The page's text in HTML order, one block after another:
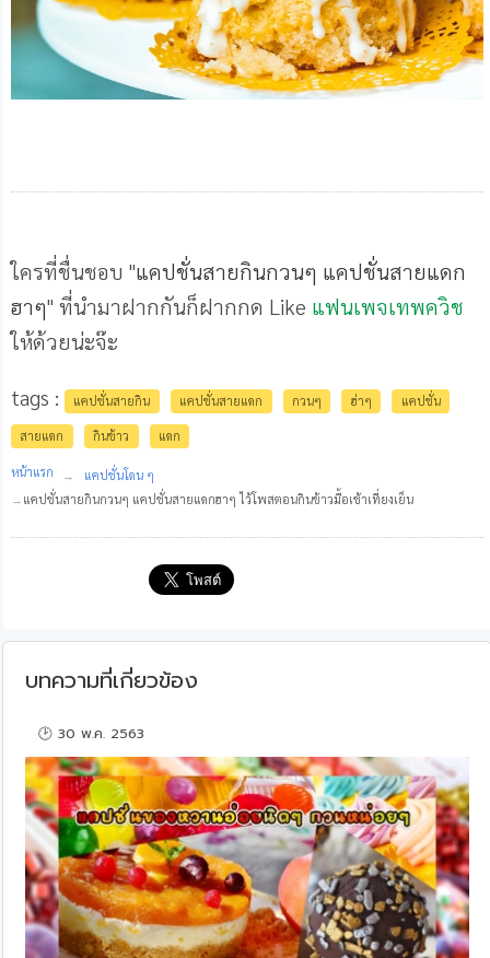
ใครที่ชื่นชอบ "แคปชั่นสายกินกวนๆ แคปชั่นสายแดก
ฮาๆ" ที่นำมาฝากกันก็ฝากกด Like แฟนเพจเทพควิช
ให้ด้วยน่ะจ๊ะ
tags : แคปชั่นสายกิน แคปชั่นสายแดก กวนๆ ฮ่าๆ แคปชั่น
สายแดก กินข้าว แดก
หน้าแรก
แคปชั่นโดน ๆ
แคปชั่นสายกินกวนๆ แคปชั่นสายแดกฮาๆ ไว้โพสตอนกินข้าวมื้อเช้าเที่ยงเย็น
บทความที่เกี่ยวข้อง
🕑 30 พ.ค. 2563